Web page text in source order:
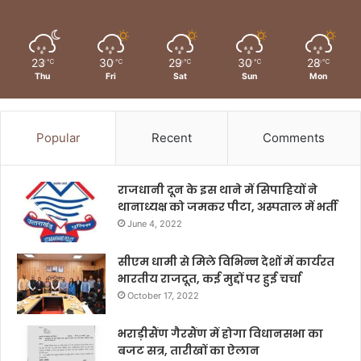
23 ℃
Thu
30 ℃
Fri
29 ℃
Sat
30 ℃
Sun
28 ℃
Mon
Popular Recent Comments
राजधानी दून के इस थाने में सिपाहियों ने
थानाध्यक्ष को जमकर पीटा, अस्पताल में भर्ती
June 4, 2022
सीएम धामी से मिले विभिन्न देशों में कार्यरत
भारतीय राजदूत, कई मुद्दों पर हुई चर्चा
October 17, 2022
भराड़ीसैंण गैरसैंण में होगा विधानसभा का
बजट सत्र, तारीखों का ऐलान